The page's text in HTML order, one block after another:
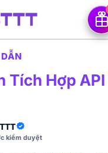
DẪN
Tích Hợp
kiểm duyệt